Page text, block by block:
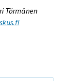
Törmänen